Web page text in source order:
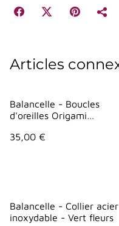
Articles
Balancelle - Boucles
d'oreilles Origami
geometrie
35,00 €
Balancelle - Collier acier
inoxydable - Vert fleurs